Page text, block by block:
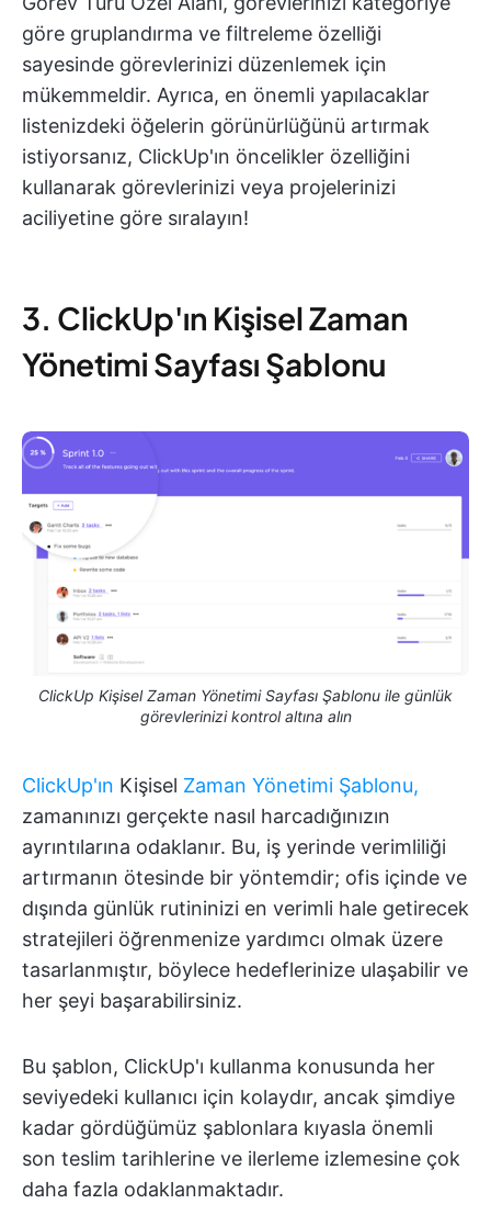
göre gruplandırma ve filtreleme özelliği
sayesinde görevlerinizi düzenlemek için
mükemmeldir. Ayrıca, en önemli yapılacaklar
listenizdeki öğelerin görünürlüğünü artırmak
istiyorsanız, ClickUp'ın öncelikler özelliğini
kullanarak görevlerinizi veya projelerinizi
aciliyetine göre sıralayın!
3. ClickUp'ın Kişisel Zaman
Yönetimi Sayfası Şablonu
ClickUp Kişisel Zaman Yönetimi Sayfası Şablonu ile günlük
görevlerinizi kontrol altına alın
ClickUp'ın Kişisel Zaman Yönetimi Şablonu,
zamanınızı gerçekte nasıl harcadığınızın
ayrıntılarına odaklanır. Bu, iş yerinde verimliliği
artırmanın ötesinde bir yöntemdir; ofis içinde ve
dışında günlük rutininizi en verimli hale getirecek
stratejileri öğrenmenize yardımcı olmak üzere
tasarlanmıştır, böylece hedeflerinize ulaşabilir ve
her şeyi başarabilirsiniz.
Bu şablon, ClickUp'ı kullanma konusunda her
seviyedeki kullanıcı için kolaydır, ancak şimdiye
kadar gördüğümüz şablonlara kıyasla önemli
son teslim tarihlerine ve ilerleme izlemesine çok
daha fazla odaklanmaktadır.